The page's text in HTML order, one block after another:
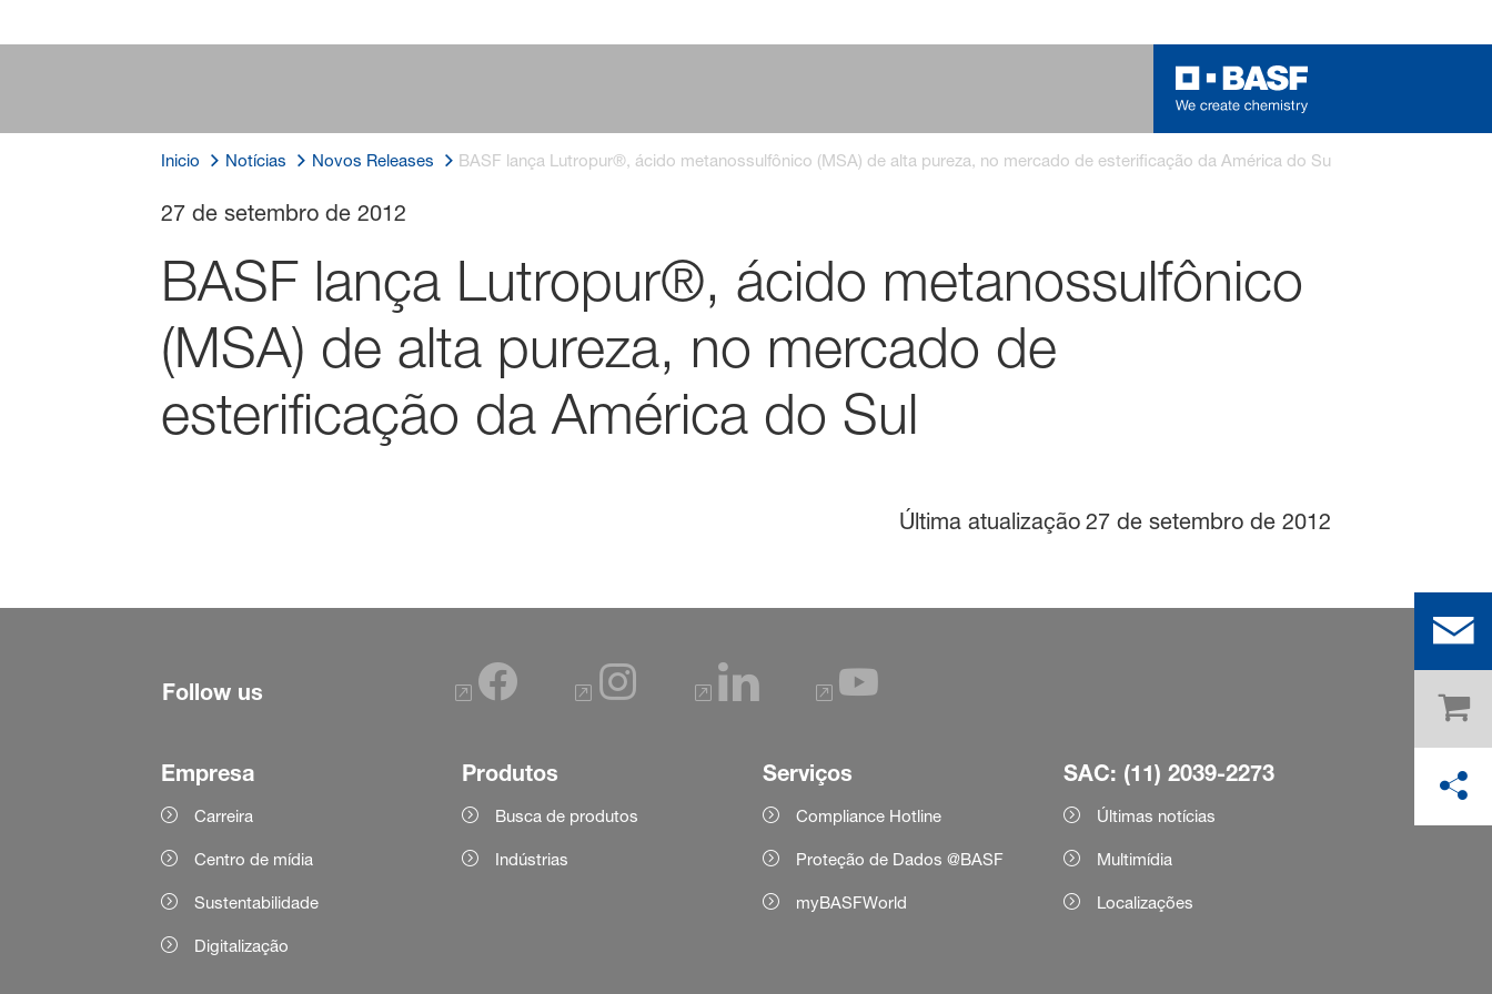
Inicio Notícias Novos Releases BASF lança Lutropur®, ácido metanossulfônico (MSA) de alta pureza, no mercado de esterificação da América do Sul
27 de setembro de 2012
BASF lança Lutropur®, ácido metanossulfônico
(MSA) de alta pureza, no mercado de
esterificação da América do Sul
Última atualização 27 de setembro de 2012
Follow us
Empresa
Carreira
Centro de mídia
Sustentabilidade
Digitalização
Produtos
Busca de produtos
Indústrias
Serviços
Compliance Hotline
Proteção de Dados @BASF
myBASFWorld
SAC: (11) 2039-2273
Últimas notícias
Multimídia
Localizações